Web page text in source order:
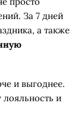
За 7 дней
а также
и выгоднее.
лояльность и